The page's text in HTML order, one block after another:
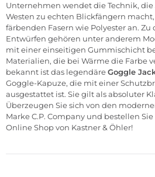
Unternehmen wendet die Technik, die
Westen zu echten Blickfängern
färbenden Fasern wie Polyester an.
Entwürfen gehören unter anderem
mit einer einseitigen Gummischicht
Materialien, die bei Wärme die Farbe
bekannt ist das legendäreGoggle
Goggle-Kapuze, die mit einer
ausgestattet ist. Sie gilt als absoluter
Überzeugen Sie sich von den
Marke C.P. Company und bestellen
Online Shop von Kastner & Öhler!